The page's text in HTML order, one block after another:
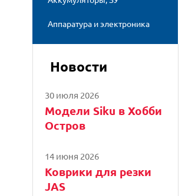
Аппаратура и электроника
Новости
30 июля 2026
Модели Siku в Хобби
Остров
14 июня 2026
Коврики для резки
JAS